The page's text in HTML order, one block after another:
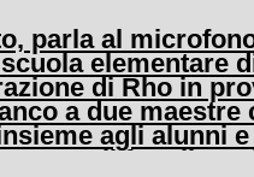
parla al
elementare
di Rho in
a due maestre
agli alunni e
con il fratello